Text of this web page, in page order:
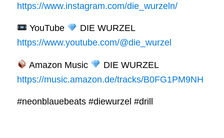
https://www.instagram.com/die_wurzeln/
YouTube
DIE WURZEL
https://www.youtube.com/@die_wurzel
Amazon Music
DIE WURZEL
https://music.amazon.de/tracks/B0FG1PM9NH
#neonblauebeats #diewurzel #drill